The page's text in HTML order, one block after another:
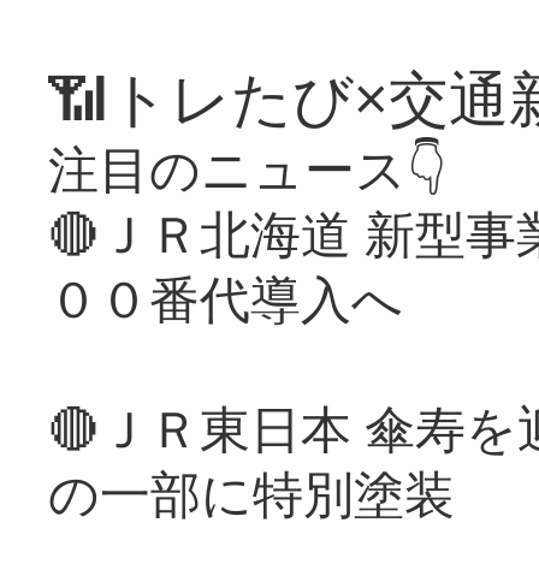
📶トレたび×交通
注目のニュース👇
🔴ＪＲ北海道 新型
００番代導入へ
🔴ＪＲ東日本 傘寿
の一部に特別塗装